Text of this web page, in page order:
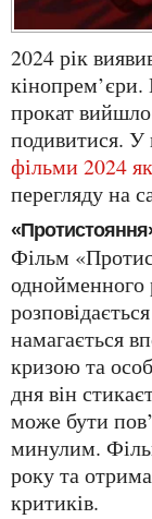
2024 рік виявився багатим на цікаві
прокат вийшло
подивитися. У
фільми 2024
перегляду на
Фільм «Протистояння» – це екранізація
однойменного
намагається
кризою та
дня він
може бути
минулим.
року та
критиків.